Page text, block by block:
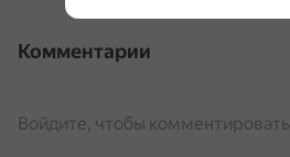
Комментарии
Войдите, чтобы комментировать